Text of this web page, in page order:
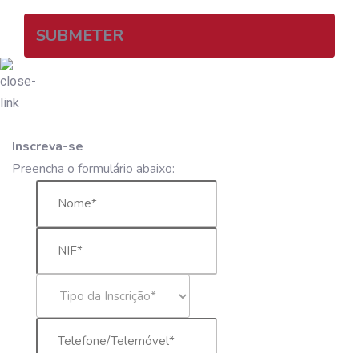
SUBMETER
Inscreva-se
Preencha o formulário abaixo: